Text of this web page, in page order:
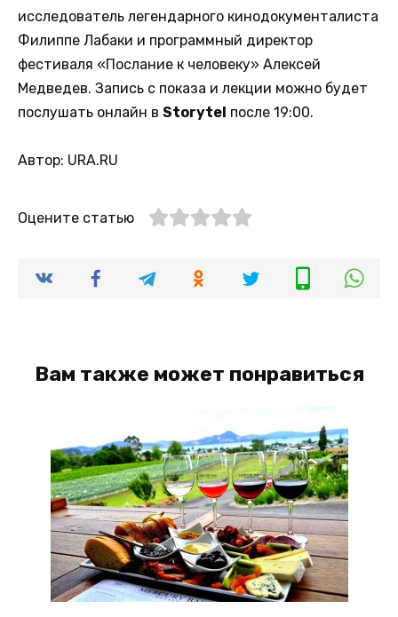
исследователь легендарного кинодокументалиста
Филиппе Лабаки и программный директор
фестиваля «Послание к человеку» Алексей
Медведев. Запись с показа и лекции можно будет
послушать онлайн в Storytel после 19:00.
Автор: URA.RU
Оцените статью
Вам также может понравиться